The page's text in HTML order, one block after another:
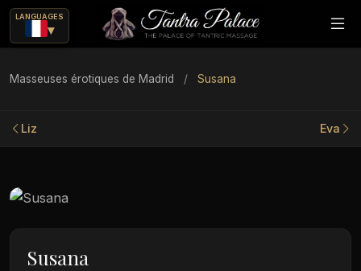
LANGUAGES
▾
Masseuses érotiques de Madrid / Susana
Liz Eva
Susana